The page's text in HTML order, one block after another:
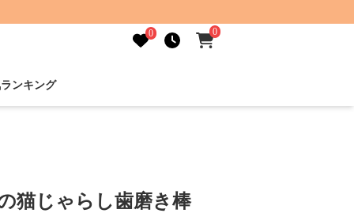
0 0
ンキング
猫じゃらし歯磨き棒